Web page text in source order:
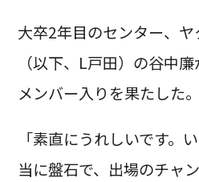
大卒2年目のセンター、
（以下、L戸田）の谷中
メンバー入りを果たした。
「素直にうれしいです。
当に盤石で、出場のチャ